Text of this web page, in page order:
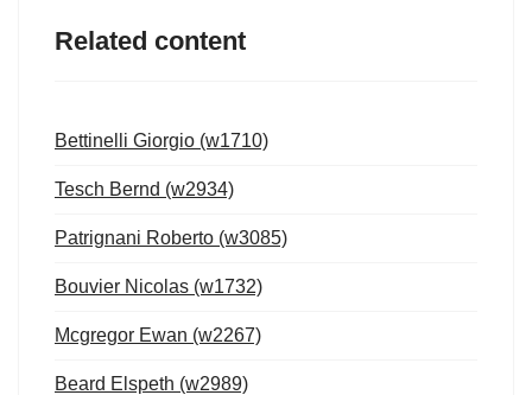
Related content
Bettinelli Giorgio (w1710)
Tesch Bernd (w2934)
Patrignani Roberto (w3085)
Bouvier Nicolas (w1732)
Mcgregor Ewan (w2267)
Beard Elspeth (w2989)